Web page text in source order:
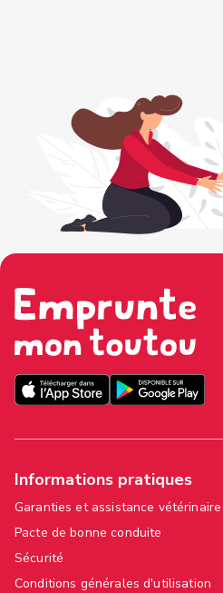
Informations pratiques
Garanties et assistance vétérinaire
Pacte de bonne conduite
Sécurité
Conditions générales d'utilisation